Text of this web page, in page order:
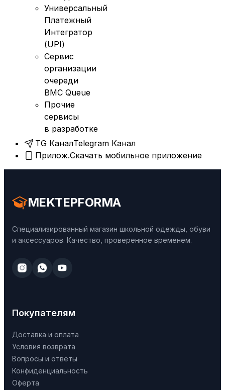
Универсальный
Платежный
Интегратор
(UPI)
Сервис
организации
очереди
BMC Queue
Прочие
сервисы
в разработке
TG КаналTelegram Канал
Прилож.Скачать мобильное приложение
MEKTEPFORMA
Специализированный магазин школьной одежды, обуви
и аксессуаров. Качество, проверенное временем.
Покупателям
Доставка и оплата
Условия возврата
Вопросы и ответы
Конфиденциальность
Оферта